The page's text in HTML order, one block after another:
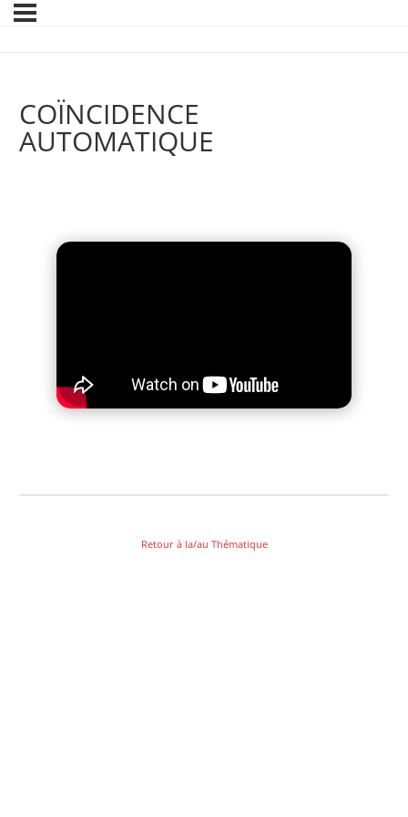
COÏNCIDENCE
AUTOMATIQUE
Retour à la/au Thématique